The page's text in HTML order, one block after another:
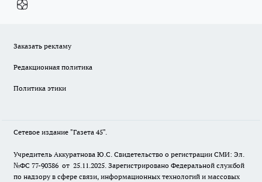
Заказать рекламу
Редакционная политика
Политика этики
Сетевое издание "Газета 45".
Учредитель Аккуратнова Ю.С. Свидетельство о регистрации СМИ: Эл.
№ФС 77-90386 от 25.11.2025. Зарегистрировано Федеральной службой
по надзору в сфере связи, информационных технологий и массовых